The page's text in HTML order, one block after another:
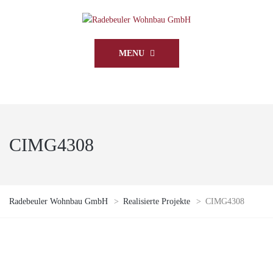
MENU
CIMG4308
Radebeuler Wohnbau GmbH > Realisierte Projekte > CIMG4308